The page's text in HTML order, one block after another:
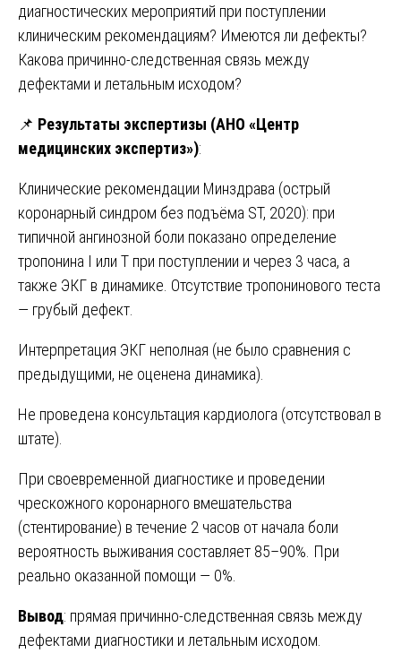
диагностических мероприятий при поступлении
клиническим рекомендациям? Имеются ли дефекты?
Какова причинно-следственная связь между
дефектами и летальным исходом?
📌 Результаты экспертизы (АНО «Центр
медицинских экспертиз»):
Клинические рекомендации Минздрава (острый
коронарный синдром без подъёма ST, 2020): при
типичной ангинозной боли показано определение
тропонина I или T при поступлении и через 3 часа, а
также ЭКГ в динамике. Отсутствие тропонинового теста
— грубый дефект.
Интерпретация ЭКГ неполная (не было сравнения с
предыдущими, не оценена динамика).
Не проведена консультация кардиолога (отсутствовал в
штате).
При своевременной диагностике и проведении
чрескожного коронарного вмешательства
(стентирование) в течение 2 часов от начала боли
вероятность выживания составляет 85–90%. При
реально оказанной помощи — 0%.
Вывод: прямая причинно-следственная связь между
дефектами диагностики и летальным исходом.